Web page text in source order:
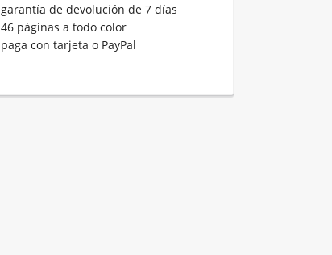
garantía de devolución de 7 días
46 páginas a todo color
paga con tarjeta o PayPal